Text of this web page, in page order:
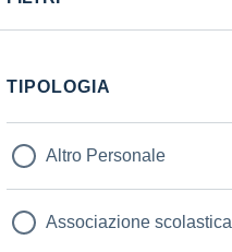
TIPOLOGIA
Altro Personale
Associazione scolastica